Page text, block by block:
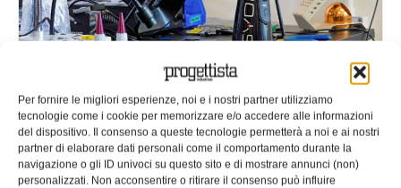
Per fornire le migliori esperienze, noi e i nostri partner utilizziamo
tecnologie come i cookie per memorizzare e/o accedere alle informazioni
del dispositivo. Il consenso a queste tecnologie permetterà a noi e ai nostri
partner di elaborare dati personali come il comportamento durante la
navigazione o gli ID univoci su questo sito e di mostrare annunci (non)
personalizzati. Non acconsentire o ritirare il consenso può influire
Produzione additiva per mani
bioniche a costi accessibili
La produzione additiva con le tecnologie Formlabs
consente a Psyonic, creatrice di Ability Hand, di
sviluppare mani bioniche a costi accessibili.